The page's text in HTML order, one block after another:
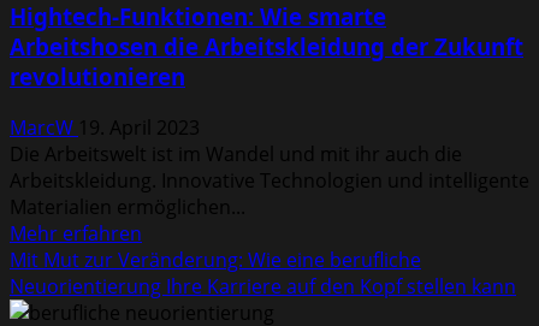
individualisierte
Giveaways
unschätzbare
sind
Hightech-Funktionen: Wie smarte
Arbeitshosen die Arbeitskleidung der Zukunft
revolutionieren
MarcW 19. April 2023
Die Arbeitswelt ist im Wandel und mit ihr auch die
Arbeitskleidung. Innovative Technologien und intelligente
Materialien ermöglichen...
Mehr erfahren
Informationen
über
Hightech-
Mit Mut zur Veränderung: Wie eine berufliche
Neuorientierung Ihre Karriere auf den Kopf stellen kann